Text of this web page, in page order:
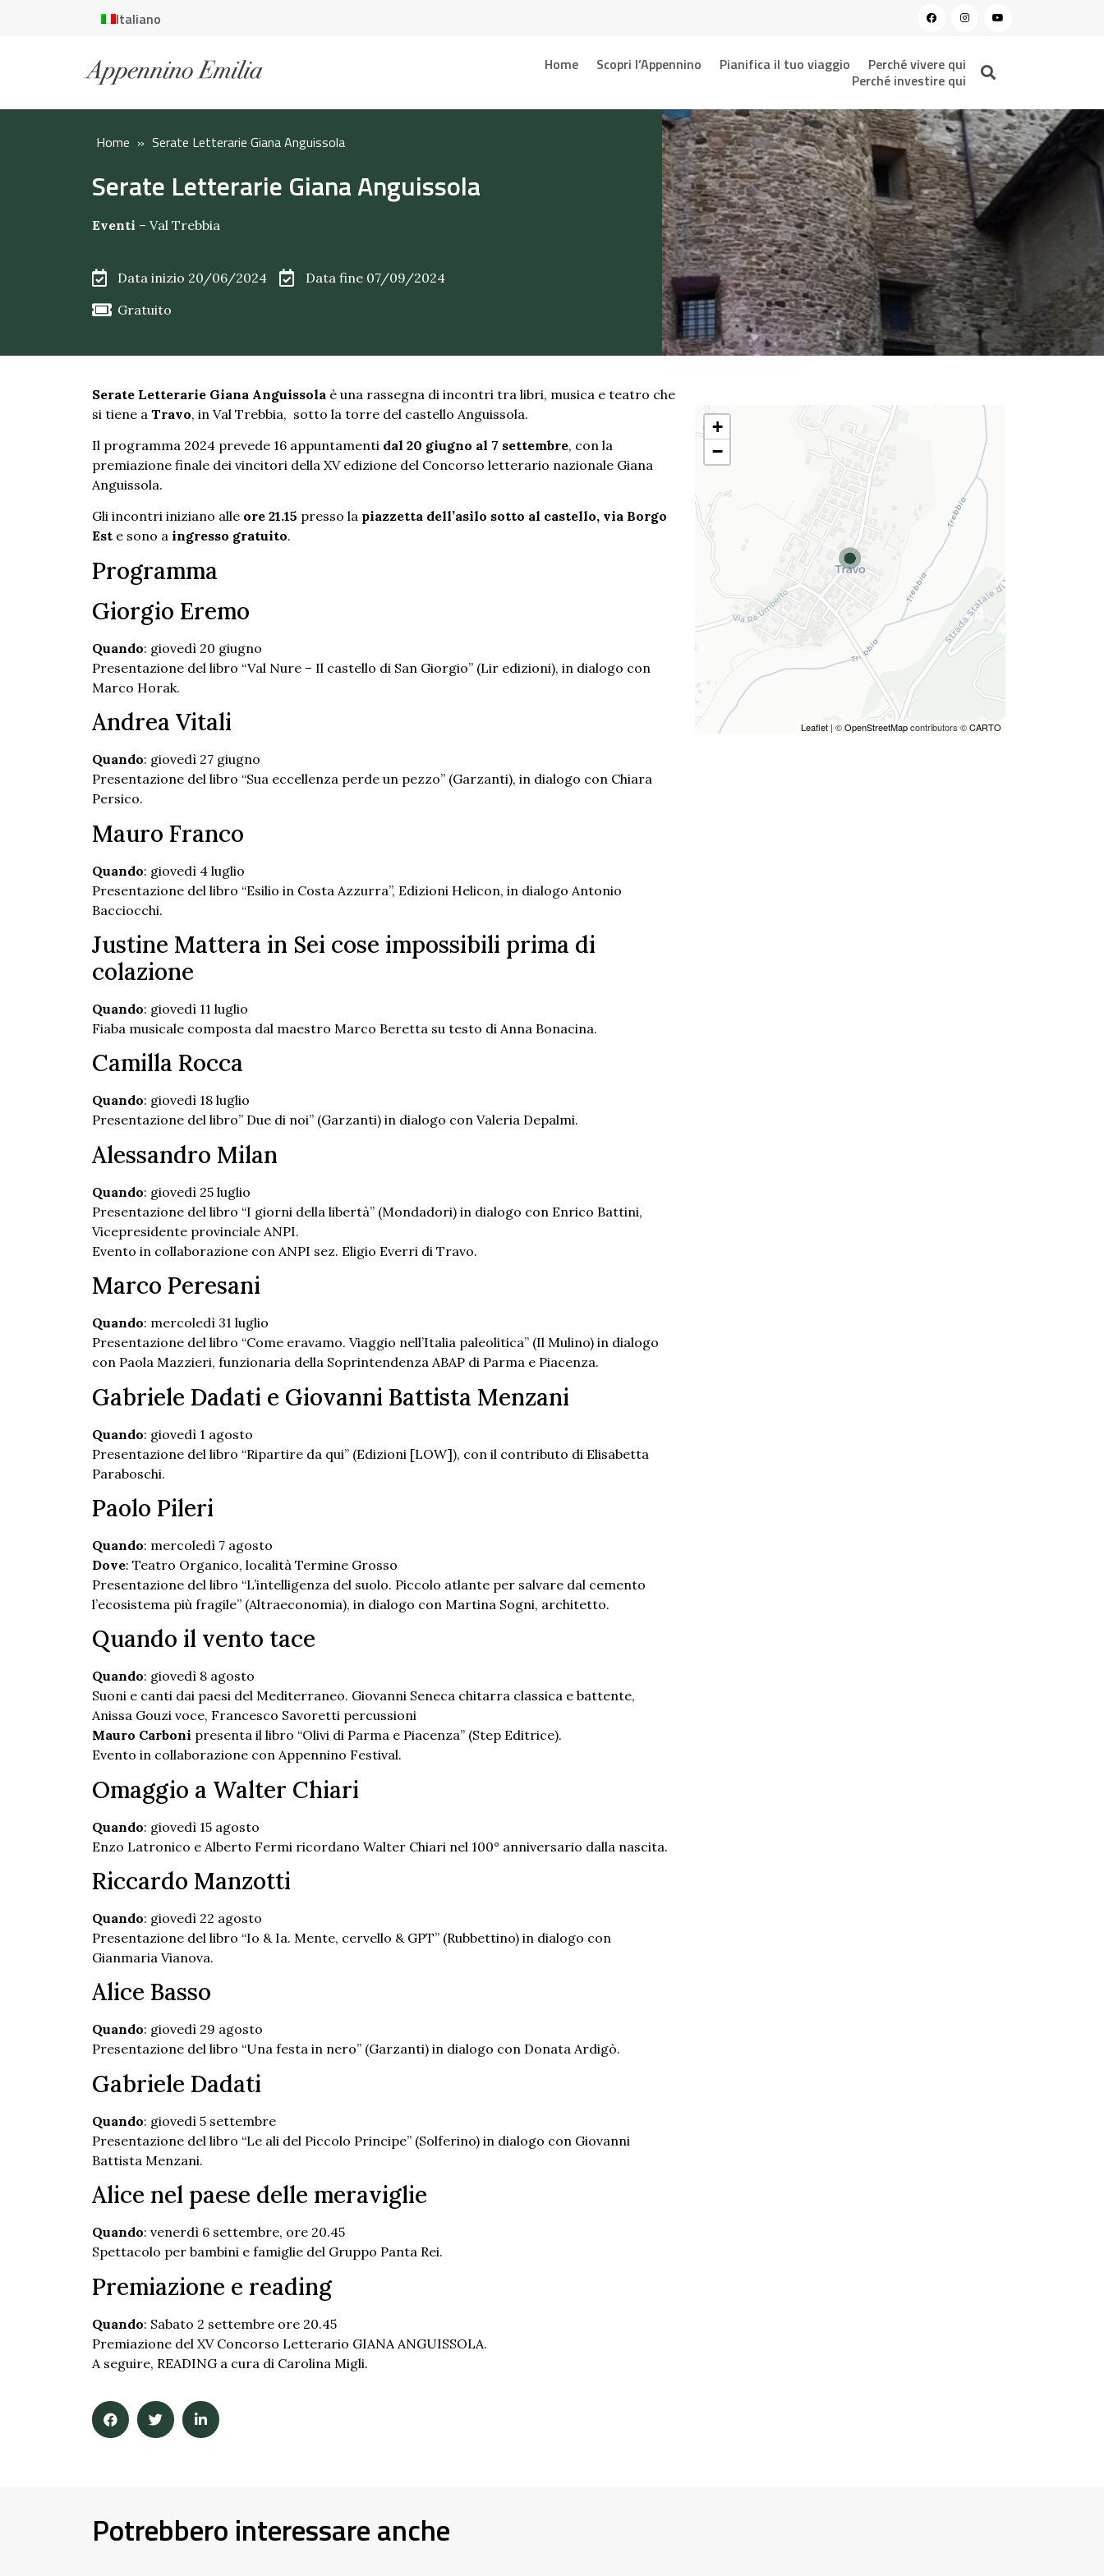
Italiano
Home Scopri l’Appennino Pianifica il tuo viaggio
Perché vivere qui
Perché investire qui
Home » Serate Letterarie Giana Anguissola
Serate Letterarie Giana Anguissola
Eventi – Val Trebbia
Data inizio 20/06/2024
Data fine 07/09/2024
Gratuito
Serate Letterarie Giana Anguissola è una rassegna di incontri tra libri, musica e teatro che
si tiene a Travo, in Val Trebbia, sotto la torre del castello Anguissola.
Il programma 2024 prevede 16 appuntamenti dal 20 giugno al 7 settembre, con la
premiazione finale dei vincitori della XV edizione del Concorso letterario nazionale Giana
Anguissola.
Gli incontri iniziano alle ore 21.15 presso la piazzetta dell’asilo sotto al castello, via Borgo
Est e sono a ingresso gratuito.
Programma
Giorgio Eremo
Quando: giovedì 20 giugno
Presentazione del libro “Val Nure – Il castello di San Giorgio” (Lir edizioni), in dialogo con
Marco Horak.
Andrea Vitali
Quando: giovedì 27 giugno
Presentazione del libro “Sua eccellenza perde un pezzo” (Garzanti), in dialogo con Chiara
Persico.
Mauro Franco
Quando: giovedì 4 luglio
Presentazione del libro “Esilio in Costa Azzurra”, Edizioni Helicon, in dialogo Antonio
Bacciocchi.
Justine Mattera in Sei cose impossibili prima di
colazione
Quando: giovedì 11 luglio
Fiaba musicale composta dal maestro Marco Beretta su testo di Anna Bonacina.
Camilla Rocca
Quando: giovedì 18 luglio
Presentazione del libro” Due di noi” (Garzanti) in dialogo con Valeria Depalmi.
Alessandro Milan
Quando: giovedì 25 luglio
Presentazione del libro “I giorni della libertà” (Mondadori) in dialogo con Enrico Battini,
Vicepresidente provinciale ANPI.
Evento in collaborazione con ANPI sez. Eligio Everri di Travo.
Marco Peresani
Quando: mercoledì 31 luglio
Presentazione del libro “Come eravamo. Viaggio nell’Italia paleolitica” (Il Mulino) in dialogo
con Paola Mazzieri, funzionaria della Soprintendenza ABAP di Parma e Piacenza.
Gabriele Dadati e Giovanni Battista Menzani
Quando: giovedì 1 agosto
Presentazione del libro “Ripartire da qui” (Edizioni [LOW]), con il contributo di Elisabetta
Paraboschi.
Paolo Pileri
Quando: mercoledì 7 agosto
Dove: Teatro Organico, località Termine Grosso
Presentazione del libro “L’intelligenza del suolo. Piccolo atlante per salvare dal cemento
l’ecosistema più fragile” (Altraeconomia), in dialogo con Martina Sogni, architetto.
Quando il vento tace
Quando: giovedì 8 agosto
Suoni e canti dai paesi del Mediterraneo. Giovanni Seneca chitarra classica e battente,
Anissa Gouzi voce, Francesco Savoretti percussioni
Mauro Carboni presenta il libro “Olivi di Parma e Piacenza” (Step Editrice).
Evento in collaborazione con Appennino Festival.
Omaggio a Walter Chiari
Quando: giovedì 15 agosto
Enzo Latronico e Alberto Fermi ricordano Walter Chiari nel 100° anniversario dalla nascita.
Riccardo Manzotti
Quando: giovedì 22 agosto
Presentazione del libro “Io & Ia. Mente, cervello & GPT” (Rubbettino) in dialogo con
Gianmaria Vianova.
Alice Basso
Quando: giovedì 29 agosto
Presentazione del libro “Una festa in nero” (Garzanti) in dialogo con Donata Ardigò.
Gabriele Dadati
Quando: giovedì 5 settembre
Presentazione del libro “Le ali del Piccolo Principe” (Solferino) in dialogo con Giovanni
Battista Menzani.
Alice nel paese delle meraviglie
Quando: venerdì 6 settembre, ore 20.45
Spettacolo per bambini e famiglie del Gruppo Panta Rei.
Premiazione e reading
Quando: Sabato 2 settembre ore 20.45
Premiazione del XV Concorso Letterario GIANA ANGUISSOLA.
A seguire, READING a cura di Carolina Migli.
+
−
Leaflet | ©OpenStreetMapcontributors ©CARTO
Potrebbero interessare anche